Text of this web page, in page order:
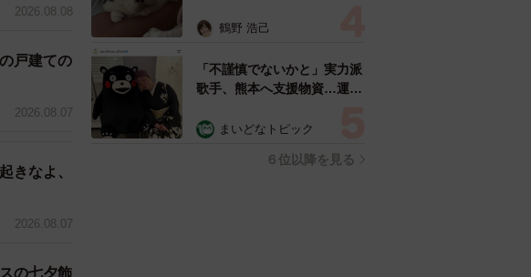
2026.08.08
戸建ての
2026.08.07
きなよ、
2026.08.07
の七夕飾
暮らすと「おじ猫」だって可
鶴野 浩己
「不謹慎でないかと」実力派
歌手、熊本へ支援物資…運搬
めらい 「痛いほど伝わる」
まいどなトピック
６位以降を見る